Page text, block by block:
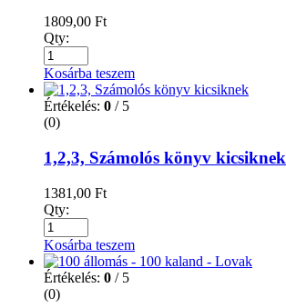
1809,00 Ft
Qty:
Kosárba teszem
Értékelés: 0 / 5
(0)
1,2,3, Számolós könyv kicsiknek
1381,00 Ft
Qty:
Kosárba teszem
Értékelés: 0 / 5
(0)